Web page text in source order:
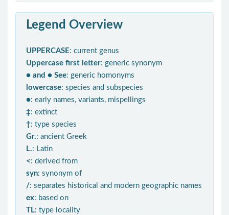
Legend Overview
UPPERCASE: current genus
Uppercase first letter: generic synonym
● and ● See: generic homonyms
lowercase: species and subspecies
●: early names, variants, mispellings
‡: extinct
†: type species
Gr.: ancient Greek
L.: Latin
< : derived from
syn: synonym of
/: separates historical and modern geographic names
ex: based on
TL: type locality